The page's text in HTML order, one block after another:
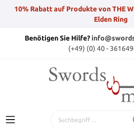
10% Rabatt auf Produkte von THE
Elden Ring
Benötigen Sie Hilfe?
(+49) (0) 40 -